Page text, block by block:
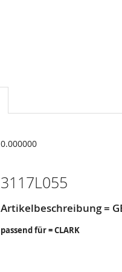
0.000000
3117L055
Artikelbeschreibung =
passend für = CLARK